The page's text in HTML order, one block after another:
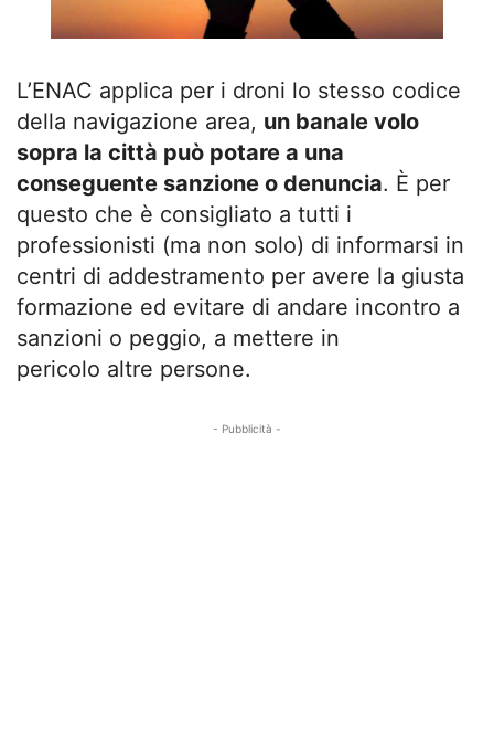
L’ENAC applica per i droni lo stesso codice
della navigazione area, un banale volo
sopra la città può potare a una
conseguente sanzione o denuncia. È per
questo che è consigliato a tutti i
professionisti (ma non solo) di informarsi in
centri di addestramento per avere la giusta
formazione ed evitare di andare incontro a
sanzioni o peggio, a mettere in
pericolo altre persone.
- Pubblicità -